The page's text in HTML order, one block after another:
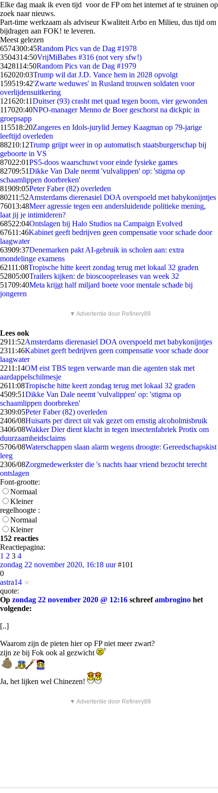
Elke dag maak ik even tijd voor de FP om het internet af te struinen op
zoek naar nieuws.
Part-time werkzaam als adviseur Kwaliteit Arbo en Milieu, dus tijd om
bijdragen aan FOK! te leveren.
Meest gelezen
6574300:45Random Pics van de Dag #1978
3504314:50VrijMiBabes #316 (not very sfw!)
3428114:50Random Pics van de Dag #1979
162020:03Trump wil dat J.D. Vance hem in 2028 opvolgt
159519:42'Zwarte weduwes' in Rusland trouwen soldaten voor
overlijdensuitkering
121620:11Duitser (93) crasht met quad tegen boom, vier gewonden
117020:40NPO-manager Menno de Boer geschorst na dickpic in
groepsapp
115518:20Zangeres en Idols-jurylid Jerney Kaagman op 79-jarige
leeftijd overleden
88210:12Trump grijpt weer in op automatisch staatsburgerschap bij
geboorte in VS
87022:01PS5-doos waarschuwt voor einde fysieke games
82709:51Dikke Van Dale neemt 'vulvalippen' op: 'stigma op
schaamlippen doorbreken'
81909:05Peter Faber (82) overleden
80211:52Amsterdams dierenasiel DOA overspoeld met babykonijntjes
76013:48Meer agressie tegen een andersluidende politieke mening,
laat jij je intimideren?
68522:04Ontslagen bij Halo Studios na Campaign Evolved
67611:46Kabinet geeft bedrijven geen compensatie voor schade door
laagwater
63909:37Denemarken pakt AI-gebruik in scholen aan: extra
mondelinge examens
62111:08Tropische hitte keert zondag terug met lokaal 32 graden
52805:00Trailers kijken: de bioscoopreleases van week 32
51709:40Meta krijgt half miljard boete voor mentale schade bij
jongeren
▼ Advertentie door Refinery89
Lees ook
2911:52Amsterdams dierenasiel DOA overspoeld met babykonijntjes
2311:46Kabinet geeft bedrijven geen compensatie voor schade door
laagwater
2211:14OM eist TBS tegen verwarde man die agenten stak met
aardappelschilmesje
2611:08Tropische hitte keert zondag terug met lokaal 32 graden
4509:51Dikke Van Dale neemt 'vulvalippen' op: 'stigma op
schaamlippen doorbreken'
2309:05Peter Faber (82) overleden
2406/08Huisarts per direct uit vak gezet om ernstig alcoholmisbruik
3406/08Wakker Dier dient klacht in tegen insectenfabriek Protix om
duurzaamheidsclaims
5706/08Waterschappen slaan alarm wegens droogte: Gereedschapskist
leeg
2306/08Zorgmedewerkster die 's nachts haar vriend bezocht terecht
ontslagen
Font-grootte:
Normaal
Kleiner
regelhoogte :
Normaal
Kleiner
152 reacties
Reactiepagina:
1 2 3 4
zondag 22 november 2020, 16:18 uur #101
0
astra14
quote:
Op zondag 22 november 2020 @ 12:16 schreefambrogino het
volgende:
[..]
Waarom zijn de pieten hier op FP niet meer zwart?
zijn ze bij Fok ook al gezwicht
Ja, het lijken wel Chinezen!
▼ Advertentie door Refinery89